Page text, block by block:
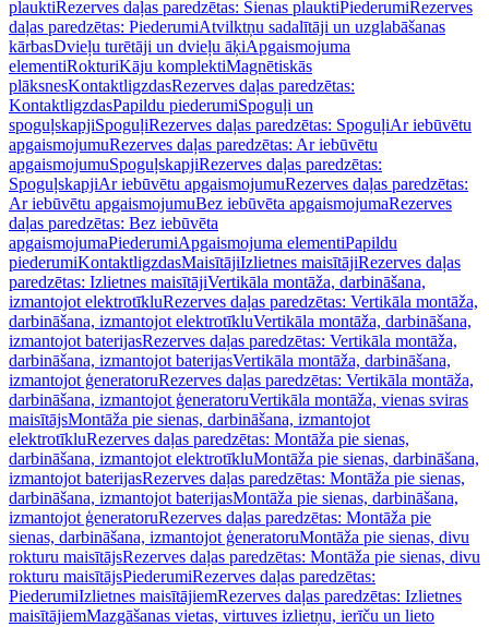
plauktiRezerves daļas paredzētas: Sienas plauktiPiederumiRezerves
daļas paredzētas: PiederumiAtvilktņu sadalītāji un uzglabāšanas
kārbasDvieļu turētāji un dvieļu āķiApgaismojuma
elementiRokturiKāju komplektiMagnētiskās
plāksnesKontaktligzdasRezerves daļas paredzētas:
KontaktligzdasPapildu piederumiSpoguļi un
spoguļskapjiSpoguļiRezerves daļas paredzētas: SpoguļiAr iebūvētu
apgaismojumuRezerves daļas paredzētas: Ar iebūvētu
apgaismojumuSpoguļskapjiRezerves daļas paredzētas:
SpoguļskapjiAr iebūvētu apgaismojumuRezerves daļas paredzētas:
Ar iebūvētu apgaismojumuBez iebūvēta apgaismojumaRezerves
daļas paredzētas: Bez iebūvēta
apgaismojumaPiederumiApgaismojuma elementiPapildu
piederumiKontaktligzdasMaisītājiIzlietnes maisītājiRezerves daļas
paredzētas: Izlietnes maisītājiVertikāla montāža, darbināšana,
izmantojot elektrotīkluRezerves daļas paredzētas: Vertikāla montāža,
darbināšana, izmantojot elektrotīkluVertikāla montāža, darbināšana,
izmantojot baterijasRezerves daļas paredzētas: Vertikāla montāža,
darbināšana, izmantojot baterijasVertikāla montāža, darbināšana,
izmantojot ģeneratoruRezerves daļas paredzētas: Vertikāla montāža,
darbināšana, izmantojot ģeneratoruVertikāla montāža, vienas sviras
maisītājsMontāža pie sienas, darbināšana, izmantojot
elektrotīkluRezerves daļas paredzētas: Montāža pie sienas,
darbināšana, izmantojot elektrotīkluMontāža pie sienas, darbināšana,
izmantojot baterijasRezerves daļas paredzētas: Montāža pie sienas,
darbināšana, izmantojot baterijasMontāža pie sienas, darbināšana,
izmantojot ģeneratoruRezerves daļas paredzētas: Montāža pie
sienas, darbināšana, izmantojot ģeneratoruMontāža pie sienas, divu
rokturu maisītājsRezerves daļas paredzētas: Montāža pie sienas, divu
rokturu maisītājsPiederumiRezerves daļas paredzētas:
PiederumiIzlietnes maisītājiemRezerves daļas paredzētas: Izlietnes
maisītājiemMazgāšanas vietas, virtuves izlietņu, ierīču un lieto